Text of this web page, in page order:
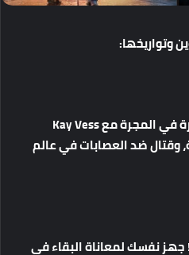
وتواريخها:
فيالمجرةمع
وقتالضدالعصاباتفيعالم
جهزنفسكلمعاناةالبقاءفي